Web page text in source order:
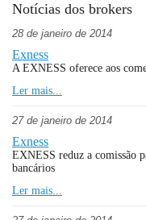
Notícias dos brokers
28 de janeiro de 2014
Exness
A EXNESS oferece aos
Ler mais...
27 de janeiro de 2014
Exness
EXNESS reduz a comissão
bancários
Ler mais...